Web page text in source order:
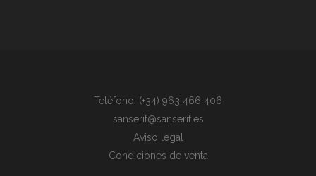
Teléfono: (+34) 963 466 406
sanserif@sanserif.es
Aviso legal
Condiciones de venta